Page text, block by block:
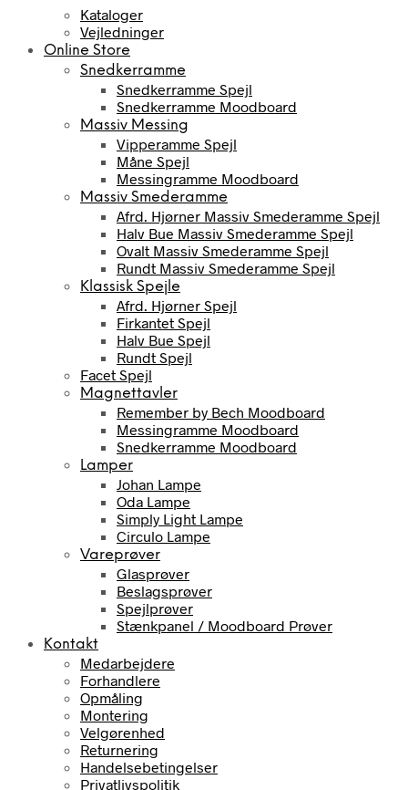
Kataloger
Vejledninger
Online Store
Snedkerramme
Snedkerramme Spejl
Snedkerramme Moodboard
Massiv Messing
Vipperamme Spejl
Måne Spejl
Messingramme Moodboard
Massiv Smederamme
Afrd. Hjørner Massiv Smederamme Spejl
Halv Bue Massiv Smederamme Spejl
Ovalt Massiv Smederamme Spejl
Rundt Massiv Smederamme Spejl
Klassisk Spejle
Afrd. Hjørner Spejl
Firkantet Spejl
Halv Bue Spejl
Rundt Spejl
Facet Spejl
Magnettavler
Remember by Bech Moodboard
Messingramme Moodboard
Snedkerramme Moodboard
Lamper
Johan Lampe
Oda Lampe
Simply Light Lampe
Circulo Lampe
Vareprøver
Glasprøver
Beslagsprøver
Spejlprøver
Stænkpanel / Moodboard Prøver
Kontakt
Medarbejdere
Forhandlere
Opmåling
Montering
Velgørenhed
Returnering
Handelsebetingelser
Privatlivspolitik